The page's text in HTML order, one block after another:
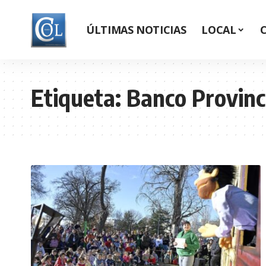
ÚLTIMAS NOTICIAS LOCAL
Etiqueta: Banco